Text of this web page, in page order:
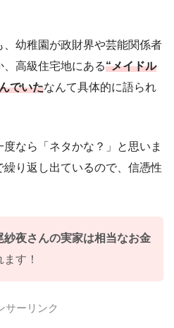
、幼稚園が政財界や芸能関係者
高級住宅地にある“メイドル
でいたなんて具体的に語られ
なら「ネタかな？」と思いま
り返し出ているので、信憑性
紗夜さんの実家は相当なお金
す！
サーリンク